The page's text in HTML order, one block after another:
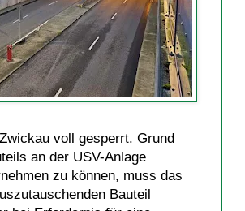
voll gesperrt. Grund
an der USV-Anlage
zu können, muss das
Bauteil